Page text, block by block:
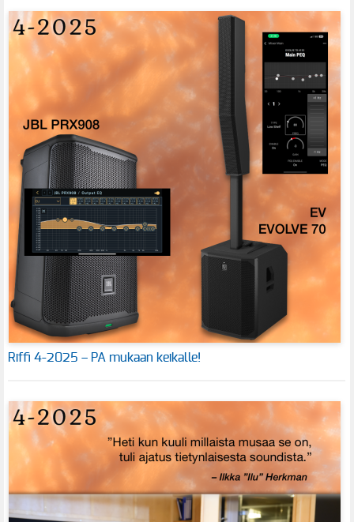
Riffi 4-2025 – PA mukaan keikalle!